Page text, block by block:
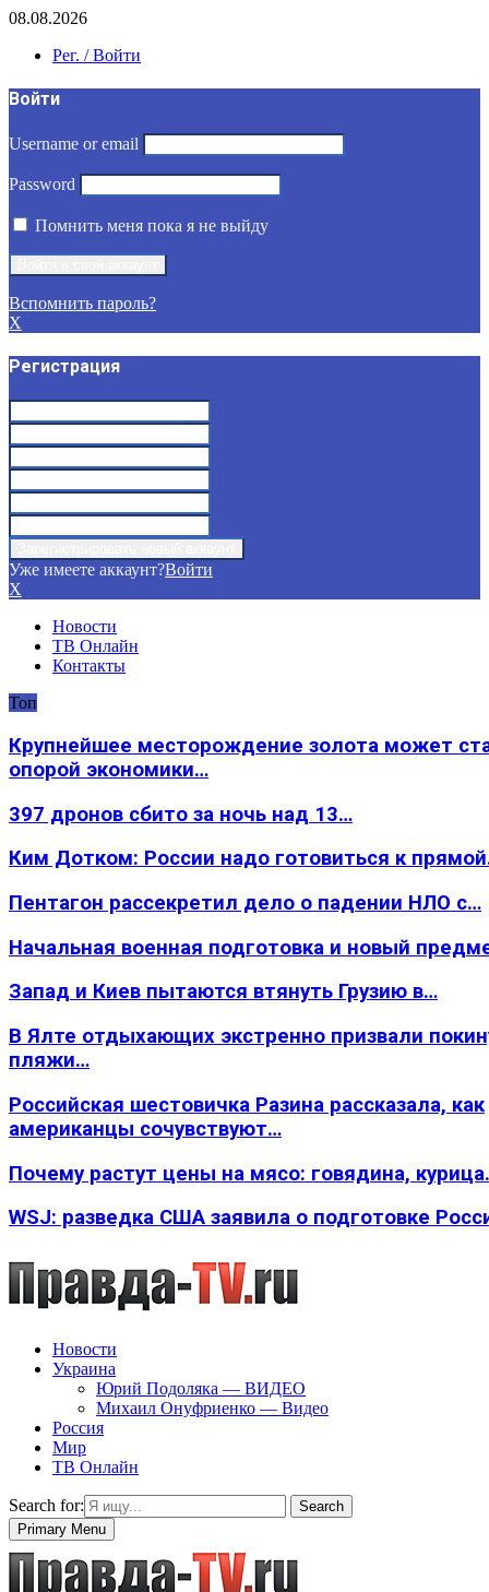
08.08.2026
Рег. / Войти
Войти
Username or email
Password
Помнить меня пока я не выйду
Вспомнить пароль?
X
Регистрация
Уже имеете аккаунт?Войти
X
Новости
ТВ Онлайн
Контакты
Топ
Крупнейшее месторождение золота может
опорой экономики…
397 дронов сбито за ночь над 13…
Ким Дотком: России надо готовиться к
Пентагон рассекретил дело о падении НЛО с…
Начальная военная подготовка и новый
Запад и Киев пытаются втянуть Грузию в…
В Ялте отдыхающих экстренно призвали
пляжи…
Российская шестовичка Разина рассказала, как
американцы сочувствуют…
Почему растут цены на мясо: говядина,
WSJ: разведка США заявила о подготовке
Новости
Украина
Юрий Подоляка — ВИДЕО
Михаил Онуфриенко — Видео
Россия
Мир
ТВ Онлайн
Search for:
Search
Primary Menu